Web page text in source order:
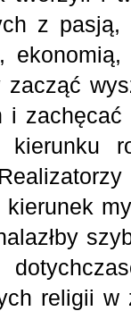
z
zacząć
i
religii w